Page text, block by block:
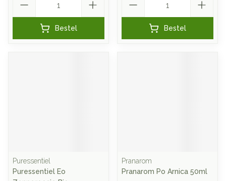
Bestel Bestel
Puressentiel
Puressentiel Eo
Pranarom
Pranarom Po Arnica 50ml